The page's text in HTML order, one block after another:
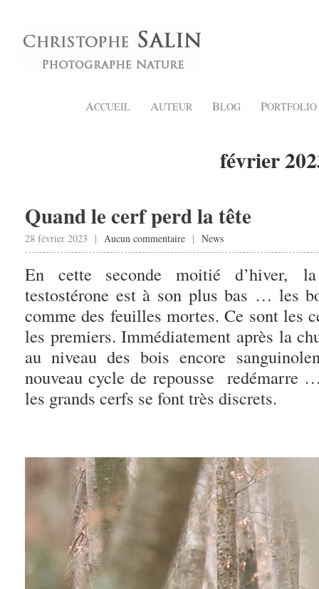
ACCUEIL AUTEUR BLOG PORTFOLIO
février
Quand le cerf perd la tête
28 février 2023 | Aucun commentaire | News
En cette seconde moitié d’hiver,
testostérone est à son plus bas … les
comme des feuilles mortes. Ce sont les
les premiers. Immédiatement après la
au niveau des bois encore
nouveau cycle de repousse redémarre
les grands cerfs se font très discrets.